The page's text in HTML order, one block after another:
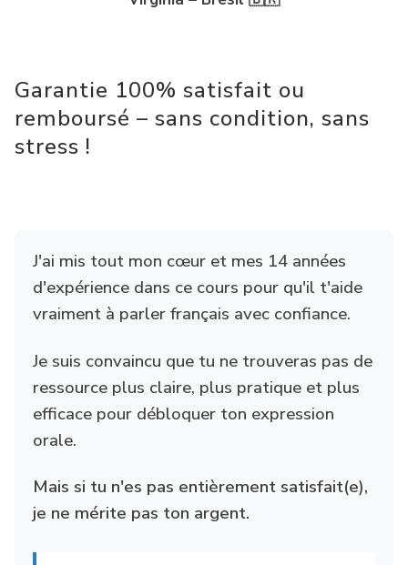
Garantie 100% satisfait ou
remboursé – sans condition, sans
stress !
J'ai mis tout mon cœur et mes 14 années
d'expérience dans ce cours pour qu'il t'aide
vraiment à parler français avec confiance.
Je suis convaincu que tu ne trouveras pas de
ressource plus claire, plus pratique et plus
efficace pour débloquer ton expression
orale.
Mais si tu n'es pas entièrement satisfait(e),
je ne mérite pas ton argent.